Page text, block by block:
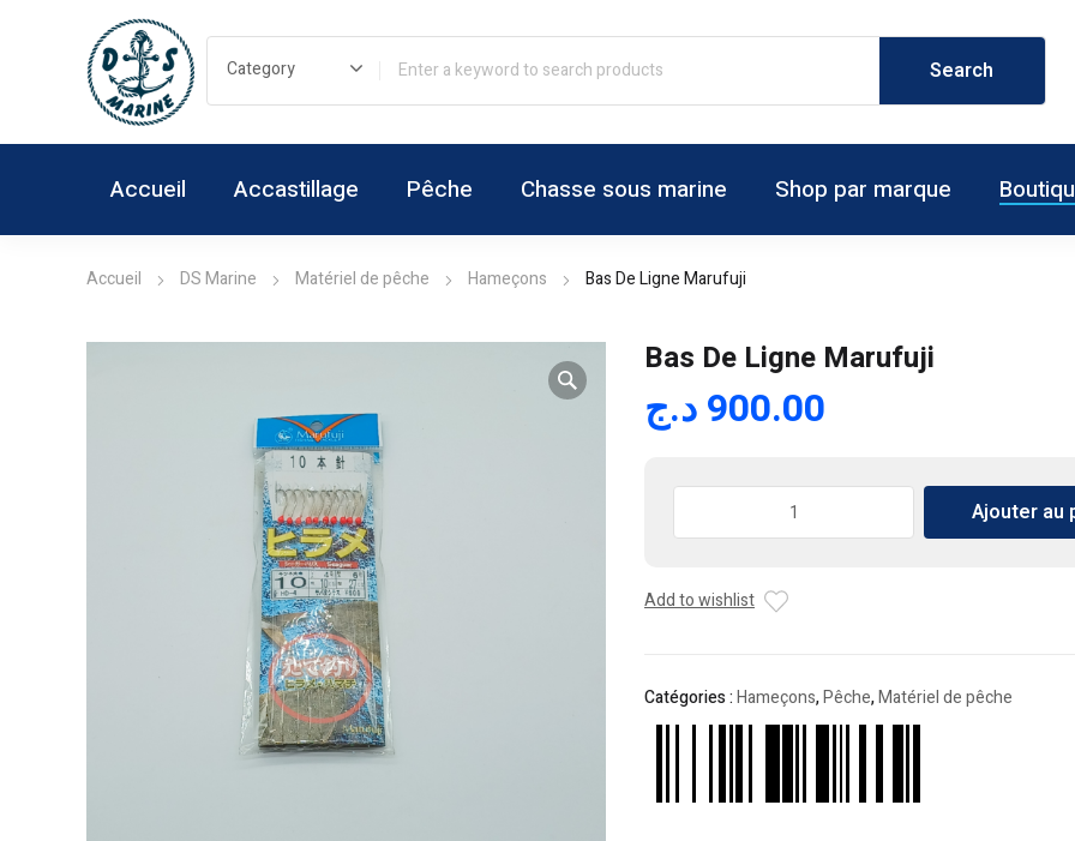
Accueil Accastillage Pêche Chasse sous marine Shop par marque
Accueil DS Marine Matériel de pêche Hameçons Bas De Ligne Marufuji
Bas De Ligne Marufuji
900.00د.ج
Ligne
Ajouter au
Add to wishlist
Catégories :Hameçons,Pêche,Matériel de pêche